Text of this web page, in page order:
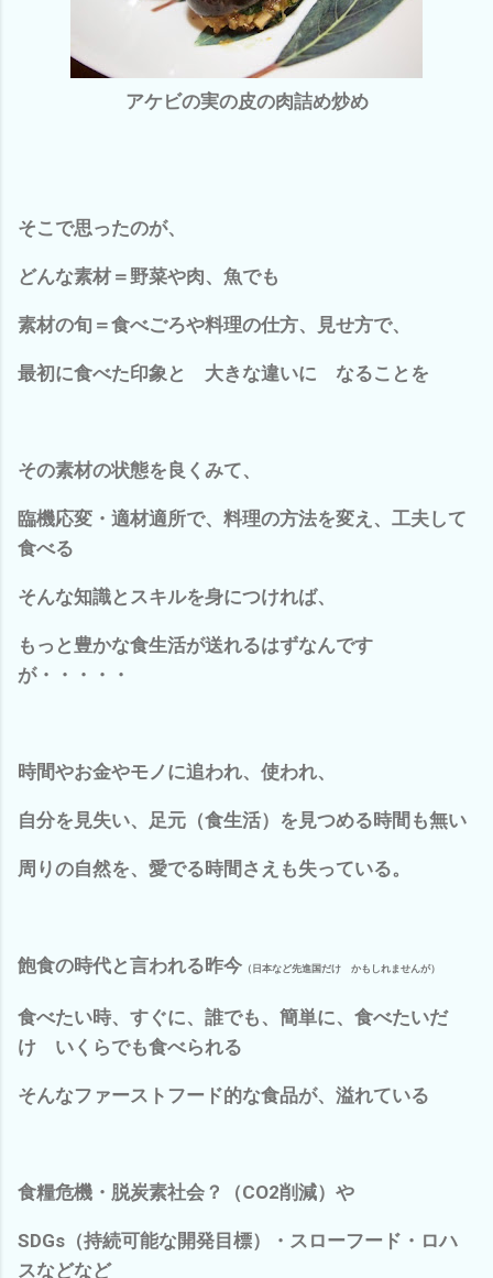
アケビの実の皮の肉詰め炒め
そこで思ったのが、
どんな素材＝野菜や肉、魚でも
素材の旬＝食べごろや料理の仕方、見せ方で、
最初に食べた印象と 大きな違いに なることを
その素材の状態を良くみて、
臨機応変・適材適所で、料理の方法を変え、工夫して
食べる
そんな知識とスキルを身につければ、
もっと豊かな食生活が送れるはずなんです
が・・・・・
時間やお金やモノに追われ、使われ、
自分を見失い、足元（食生活）を見つめる時間も無い
周りの自然を、愛でる時間さえも失っている。
飽食の時代と言われる昨今 （日本など先進国だけ かもしれませんが）
食べたい時、すぐに、誰でも、簡単に、食べたいだ
け いくらでも食べられる
そんなファーストフード的な食品が、溢れている
食糧危機・脱炭素社会？（CO2削減）や
SDGs（持続可能な開発目標）・スローフード・ロハ
スなどなど